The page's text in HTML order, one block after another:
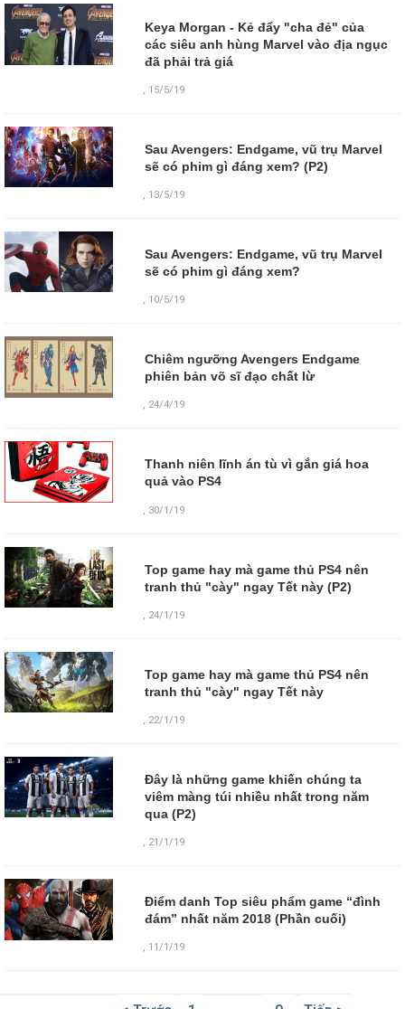
Keya Morgan - Kẻ đẩy "cha đẻ" của
các siêu anh hùng Marvel vào địa ngục
đã phải trả giá
, 15/5/19
Sau Avengers: Endgame, vũ trụ Marvel
sẽ có phim gì đáng xem? (P2)
, 13/5/19
Sau Avengers: Endgame, vũ trụ Marvel
sẽ có phim gì đáng xem?
, 10/5/19
Chiêm ngưỡng Avengers Endgame
phiên bản võ sĩ đạo chất lừ
, 24/4/19
Thanh niên lĩnh án tù vì gắn giá hoa
quả vào PS4
30/1/19
Top game hay mà game thủ PS4 nên
tranh thủ "cày" ngay Tết này (P2)
, 24/1/19
Top game hay mà game thủ PS4 nên
tranh thủ "cày" ngay Tết này
, 22/1/19
Đây là những game khiến chúng ta
viêm màng túi nhiều nhất trong năm
qua (P2)
, 21/1/19
Điểm danh Top siêu phẩm game “đình
đám” nhất năm 2018 (Phần cuối)
, 11/1/19